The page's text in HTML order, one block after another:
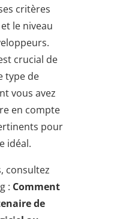
critères
le niveau
crucial de
type de
vous avez
en compte
pour
idéal.
consultez
: Comment
de